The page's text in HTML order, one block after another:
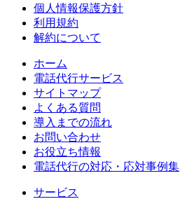
個人情報保護方針
利用規約
解約について
ホーム
電話代行サービス
サイトマップ
よくある質問
導入までの流れ
お問い合わせ
お役立ち情報
電話代行の対応・応対事例集
サービス